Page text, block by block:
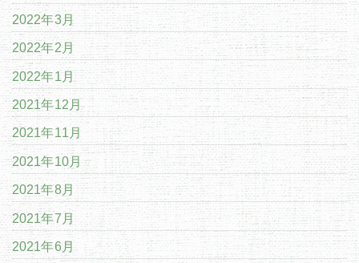
2022年3月
2022年2月
2022年1月
2021年12月
2021年11月
2021年10月
2021年8月
2021年7月
2021年6月